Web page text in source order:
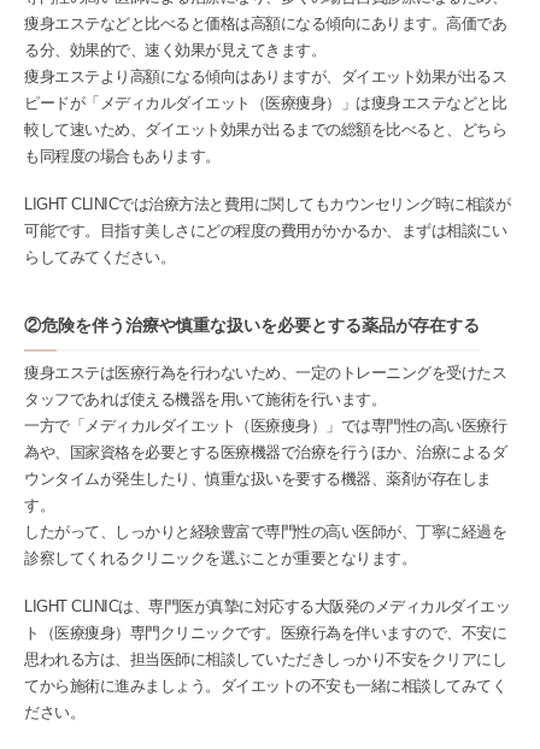
痩身エステなどと比べると価格は高額になる傾向にあります。高価であ
る分、効果的で、速く効果が見えてきます。
痩身エステより高額になる傾向はありますが、ダイエット効果が出るス
ピードが「メディカルダイエット（医療痩身）」は痩身エステなどと比
較して速いため、ダイエット効果が出るまでの総額を比べると、どちら
も同程度の場合もあります。
LIGHT CLINICでは治療方法と費用に関してもカウンセリング時に相談が
可能です。目指す美しさにどの程度の費用がかかるか、まずは相談にい
らしてみてください。
②危険を伴う治療や慎重な扱いを必要とする薬品が存在する
痩身エステは医療行為を行わないため、一定のトレーニングを受けたス
タッフであれば使える機器を用いて施術を行います。
一方で「メディカルダイエット（医療痩身）」では専門性の高い医療行
為や、国家資格を必要とする医療機器で治療を行うほか、治療によるダ
ウンタイムが発生したり、慎重な扱いを要する機器、薬剤が存在しま
す。
したがって、しっかりと経験豊富で専門性の高い医師が、丁寧に経過を
診察してくれるクリニックを選ぶことが重要となります。
LIGHT CLINICは、専門医が真摯に対応する大阪発のメディカルダイエッ
ト（医療痩身）専門クリニックです。医療行為を伴いますので、不安に
思われる方は、担当医師に相談していただきしっかり不安をクリアにし
てから施術に進みましょう。ダイエットの不安も一緒に相談してみてく
ださい。